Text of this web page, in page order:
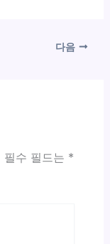
다음
필수 필드는 *